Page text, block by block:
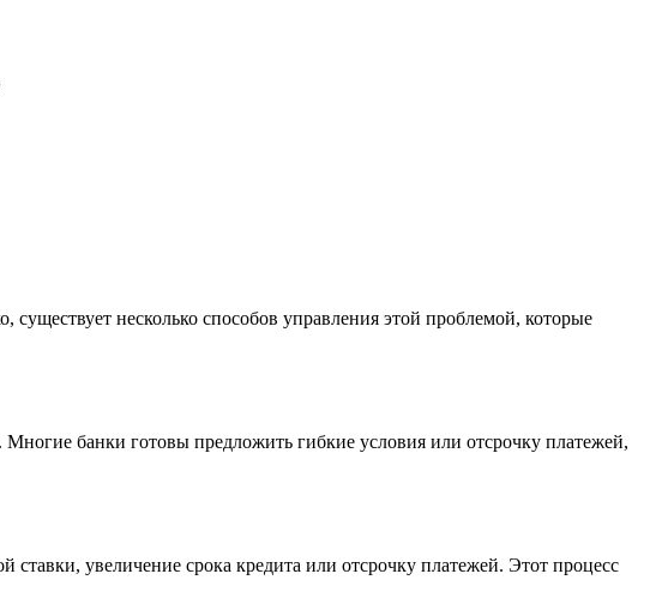
несколько способов управления этой проблемой, которые
Многие банки готовы предложить гибкие условия или отсрочку платежей,
увеличение срока кредита или отсрочку платежей. Этот процесс